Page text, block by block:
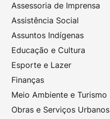
Assessoria de Imprensa
Assistência Social
Assuntos Indígenas
Educação e Cultura
Esporte e Lazer
Finanças
Meio Ambiente e Turismo
Obras e Serviços Urbanos